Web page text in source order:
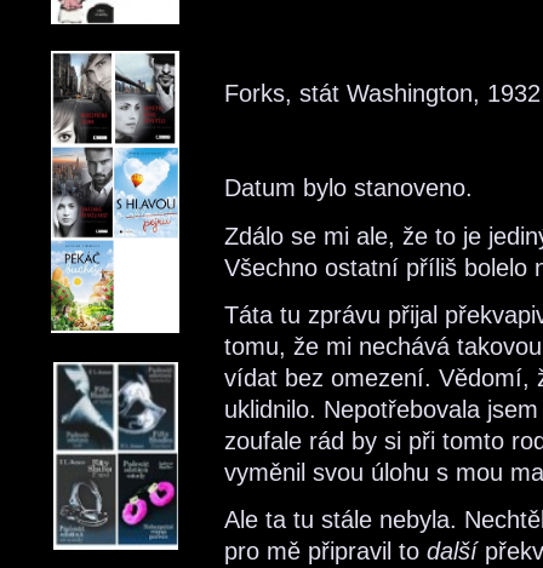
Forks, stát Washington, 1932
Datum bylo stanoveno.
Zdálo se mi ale, že to je
Všechno ostatní příliš bolelo
Táta tu zprávu přijal
tomu, že mi nechává
vídat bez omezení. Vědomí,
uklidnilo. Nepotřebovala
zoufale rád by si při tomto
vyměnil svou úlohu s mou
Ale ta tu stále nebyla.
pro mě připravil to další